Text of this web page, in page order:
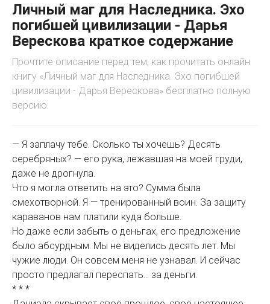
Личный маг для Наследника. Эхо
погибшей цивилизации - Дарья
Верескова краткое содержание
Прочтите описание перед тем, как прочитать онлайн
книгу «Личный маг для Наследника. Эхо погибшей
цивилизации - Дарья Верескова» бесплатно полную
версию:
— Я заплачу тебе. Сколько ты хочешь? Десять
серебряных? — его рука, лежавшая на моей груди,
даже не дрогнула.
Что я могла ответить на это? Сумма была
смехотворной. Я — тренированный воин. За защиту
караванов нам платили куда больше.
Но даже если забыть о деньгах, его предложение
было абсурдным. Мы не виделись десять лет. Мы
чужие люди. Он совсем меня не узнавал. И сейчас
просто предлагал переспать... за деньги.
* * *